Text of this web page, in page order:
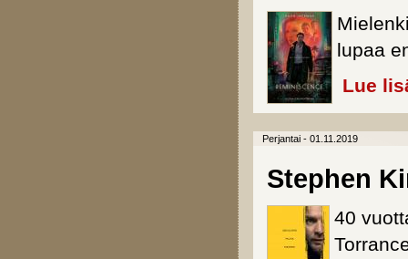
lupaa
Lue
Perjantai - 01.11.2019
Stephen
40